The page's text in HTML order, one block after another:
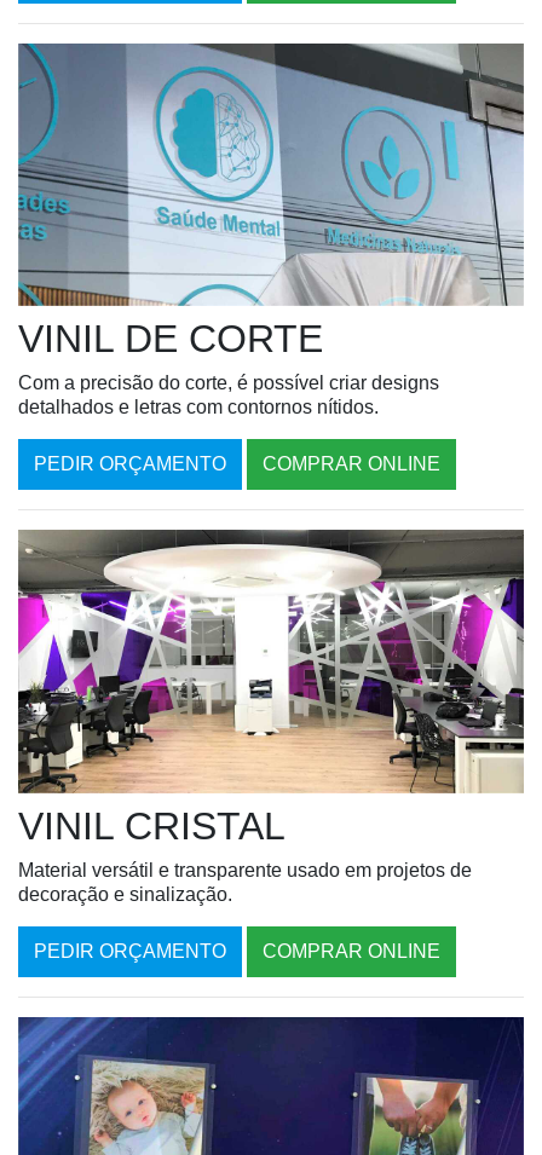
VINIL DE CORTE
Com a precisão do corte, é possível criar designs
detalhados e letras com contornos nítidos.
PEDIR ORÇAMENTO COMPRAR ONLINE
VINIL CRISTAL
Material versátil e transparente usado em projetos de
decoração e sinalização.
PEDIR ORÇAMENTO COMPRAR ONLINE